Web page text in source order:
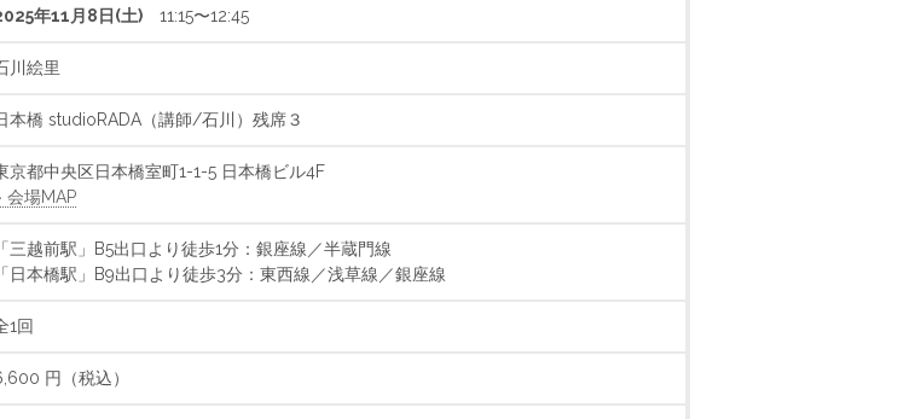
年11月8日(土) 11:15〜12:45
川絵里
本橋 studioRADA（講師/石川）残席３
京都中央区日本橋室町1-1-5 日本橋ビル4F
会場MAP
「三越前駅」B5出口より徒歩1分：銀座線／半蔵門線
「日本橋駅」B9出口より徒歩3分：東西線／浅草線／銀座線
1回
円（税込）